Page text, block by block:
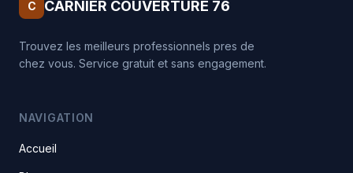
C CARNIER COUVERTURE 76
Trouvez les meilleurs professionnels pres de
chez vous. Service gratuit et sans engagement.
NAVIGATION
Accueil